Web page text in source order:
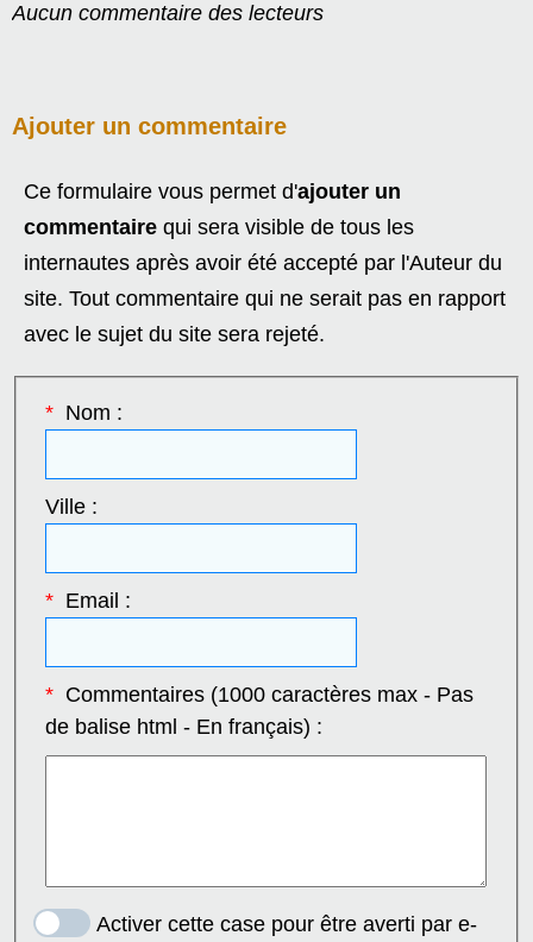
Aucun commentaire des lecteurs
Ajouter un commentaire
Ce formulaire vous permet d'ajouter un
commentaire qui sera visible de tous les
internautes après avoir été accepté par l'Auteur du
site. Tout commentaire qui ne serait pas en rapport
avec le sujet du site sera rejeté.
*Nom :
Ville :
*Email :
*Commentaires (1000 caractères max - Pas
de balise html - En français) :
Activer cette case pour être averti par e-